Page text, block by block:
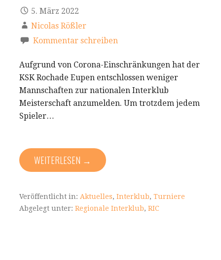
5. März 2022
Nicolas Rößler
Kommentar schreiben
Aufgrund von Corona-Einschränkungen hat der
KSK Rochade Eupen entschlossen weniger
Mannschaften zur nationalen Interklub
Meisterschaft anzumelden. Um trotzdem jedem
Spieler…
WEITERLESEN →
Veröffentlicht in: Aktuelles, Interklub, Turniere
Abgelegt unter: Regionale Interklub, RIC